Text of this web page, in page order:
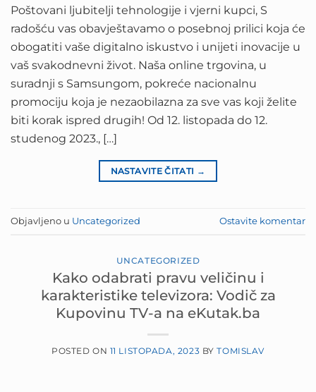
Poštovani ljubitelji tehnologije i vjerni kupci, S
radošću vas obavještavamo o posebnoj prilici koja će
obogatiti vaše digitalno iskustvo i unijeti inovacije u
vaš svakodnevni život. Naša online trgovina, u
suradnji s Samsungom, pokreće nacionalnu
promociju koja je nezaobilazna za sve vas koji želite
biti korak ispred drugih! Od 12. listopada do 12.
studenog 2023., […]
NASTAVITE ČITATI →
Objavljeno u Uncategorized Ostavite komentar
UNCATEGORIZED
Kako odabrati pravu veličinu i
karakteristike televizora: Vodič za
Kupovinu TV-a na eKutak.ba
POSTED ON 11 LISTOPADA, 2023 BYTOMISLAV